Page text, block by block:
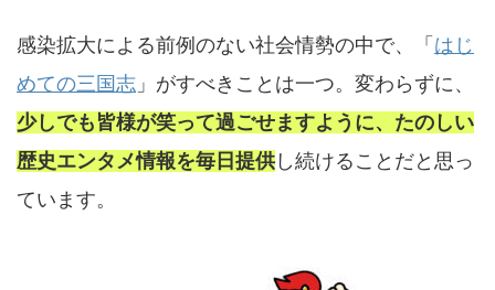
感染拡大による前例のない社会情勢の中で、「 はじ
めての三国志 」がすべきことは一つ。変わらずに、
少しでも皆様が笑って過ごせますように、たのしい
歴史エンタメ情報を毎日提供し続けることだと思っ
ています。